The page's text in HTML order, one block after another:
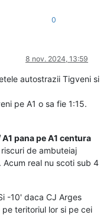
0
8 nov. 2024, 13:59
autostrazii Tigveni si
pe A1 o sa fie 1:15.
pana pe A1 centura
de ambuteiaj
real nu scoti sub 4
-10' daca CJ Arges
teritoriul lor si pe cei